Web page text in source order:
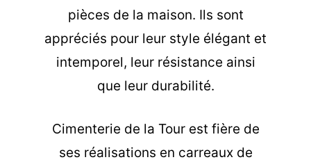
pièces de la maison. Ils sont
appréciés pour leur style élégant et
intemporel, leur résistance ainsi
que leur durabilité.
Cimenterie de la Tour est fière de
ses réalisations en carreaux de